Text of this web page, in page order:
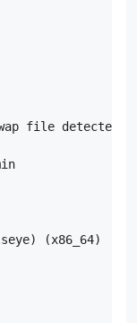
file detected ]
(x86_64)